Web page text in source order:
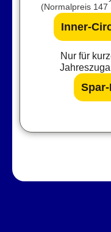
(Normalpreis 147
Inner-
Nur für